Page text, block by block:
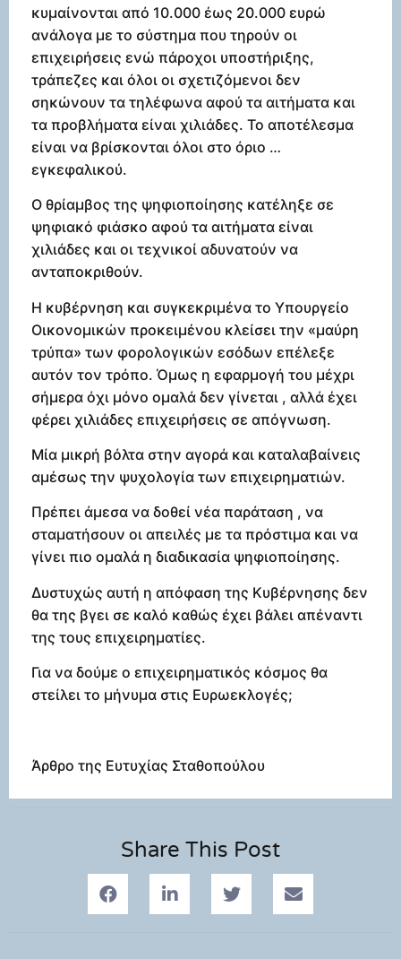
κυμαίνονται από 10.000 έως 20.000 ευρώ
ανάλογα με το σύστημα που τηρούν οι
επιχειρήσεις ενώ πάροχοι υποστήριξης,
τράπεζες και όλοι οι σχετιζόμενοι δεν
σηκώνουν τα τηλέφωνα αφού τα αιτήματα και
τα προβλήματα είναι χιλιάδες. Το αποτέλεσμα
είναι να βρίσκονται όλοι στο όριο …
εγκεφαλικού.
Ο θρίαμβος της ψηφιοποίησης κατέληξε σε
ψηφιακό φιάσκο αφού τα αιτήματα είναι
χιλιάδες και οι τεχνικοί αδυνατούν να
ανταποκριθούν.
Η κυβέρνηση και συγκεκριμένα το Υπουργείο
Οικονομικών προκειμένου κλείσει την «μαύρη
τρύπα» των φορολογικών εσόδων επέλεξε
αυτόν τον τρόπο. Όμως η εφαρμογή του μέχρι
σήμερα όχι μόνο ομαλά δεν γίνεται , αλλά έχει
φέρει χιλιάδες επιχειρήσεις σε απόγνωση.
Μία μικρή βόλτα στην αγορά και καταλαβαίνεις
αμέσως την ψυχολογία των επιχειρηματιών.
Πρέπει άμεσα να δοθεί νέα παράταση , να
σταματήσουν οι απειλές με τα πρόστιμα και να
γίνει πιο ομαλά η διαδικασία ψηφιοποίησης.
Δυστυχώς αυτή η απόφαση της Κυβέρνησης δεν
θα της βγει σε καλό καθώς έχει βάλει απέναντι
της τους επιχειρηματίες.
Για να δούμε ο επιχειρηματικός κόσμος θα
στείλει το μήνυμα στις Ευρωεκλογές;
Άρθρο της Ευτυχίας Σταθοπούλου
Share This Post